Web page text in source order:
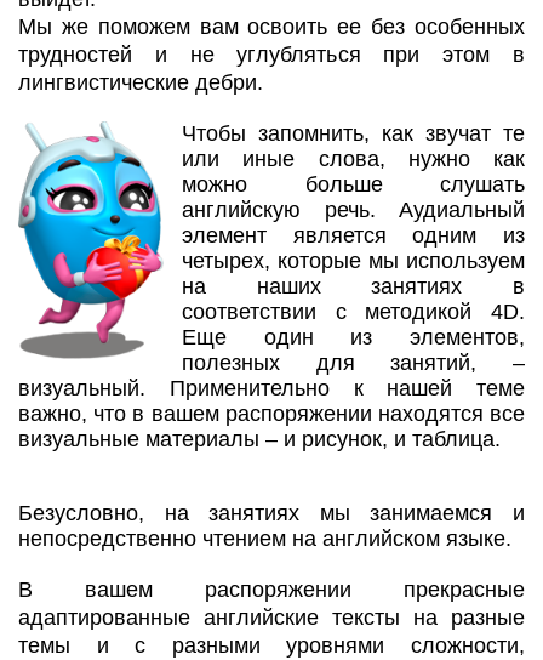
Мы же поможем вам освоить ее без особенных
трудностей и не углубляться при этом в
лингвистические дебри.
Чтобы запомнить, как звучат те
или иные слова, нужно как
можно больше слушать
английскую речь. Аудиальный
элемент является одним из
четырех, которые мы используем
на наших занятиях в
соответствии с методикой 4D.
Еще один из элементов,
полезных для занятий, –
визуальный. Применительно к нашей теме
важно, что в вашем распоряжении находятся все
визуальные материалы – и рисунок, и таблица.
Безусловно, на занятиях мы занимаемся и
непосредственно чтением на английском языке.
В вашем распоряжении прекрасные
адаптированные английские тексты на разные
темы и с разными уровнями сложности,